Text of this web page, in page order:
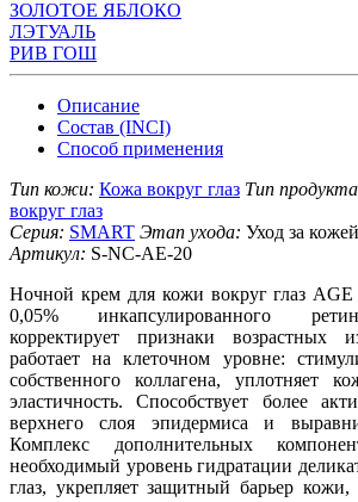
ЗОЛОТОЕ ЯБЛОКО
ЛЭТУАЛЬ
РИВ ГОШ
Описание
Состав (INCI)
Способ применения
Тип кожи: Кожа вокруг глаз Тип
вокруг глаз
Серия: SMART Этап ухода: Уход за
Артикул: S-NC-AE-20
Ночной крем для кожи вокруг глаз
0,05% инкапсулированного
корректирует признаки возрастных
работает на клеточном уровне:
собственного коллагена, уплотняет
эластичность. Способствует более
верхнего слоя эпидермиса и
Комплекс дополнительных
необходимый уровень гидратации
глаз, укрепляет защитный барьер кожи,